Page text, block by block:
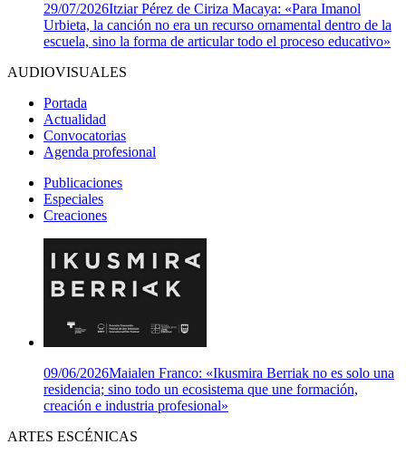
29/07/2026Itziar Pérez de Ciriza Macaya: «Para Imanol
Urbieta, la canción no era un recurso ornamental dentro de la
escuela, sino la forma de articular todo el proceso educativo»
AUDIOVISUALES
Portada
Actualidad
Convocatorias
Agenda profesional
Publicaciones
Especiales
Creaciones
09/06/2026Maialen Franco: «Ikusmira Berriak no es solo una
residencia; sino todo un ecosistema que une formación,
creación e industria profesional»
ARTES ESCÉNICAS